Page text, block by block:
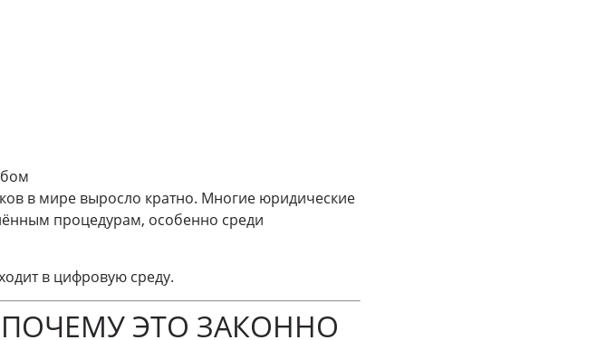
в мире выросло кратно. Многие юридические
процедурам, особенно среди
в цифровую среду.
ЭТО ЗАКОННО